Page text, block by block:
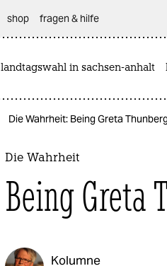
shop fragen & hilfe
landtagswahl in sachsen-anhalt
Die Wahrheit: Being Greta
Die Wahrheit
Being Greta
Kolumne